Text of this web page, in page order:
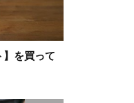
】を買って